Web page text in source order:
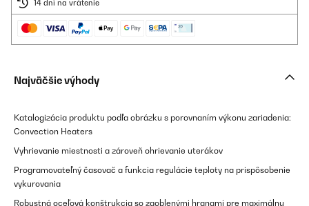
14 dní na vrátenie
Najväčšie výhody
Katalogizácia produktu podľa obrázku s porovnaním výkonu zariadenia:
Convection Heaters
Vyhrievanie miestnosti a zároveň ohrievanie uterákov
Programovateľný časovač a funkcia regulácie teploty na prispôsobenie
vykurovania
Robustná oceľová konštrukcia so zaoblenými hranami pre maximálnu